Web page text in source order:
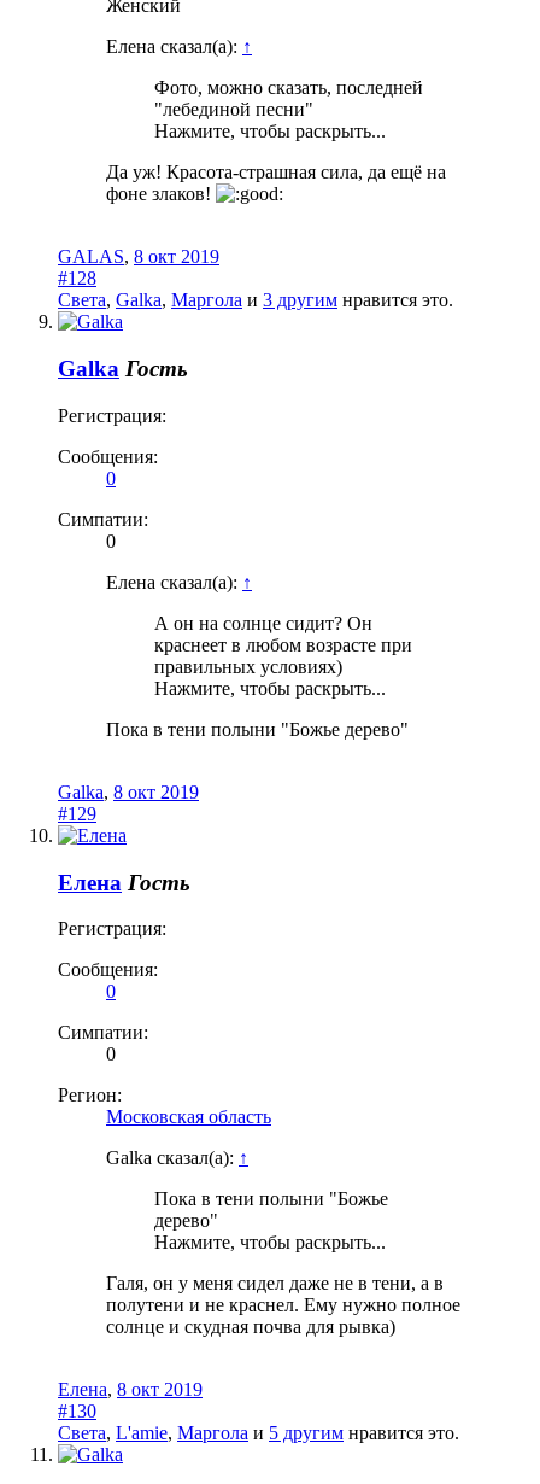
Женский
Елена сказал(а): ↑
Фото, можно сказать, последней
"лебединой песни"
Нажмите, чтобы раскрыть...
Да уж! Красота-страшная сила, да ещё на
фоне злаков!
GALAS, 8 окт 2019
#128
Света, Galka, Маргола и 3 другим нравится это.
Galka Гость
Регистрация:
Сообщения:
0
Симпатии:
0
Елена сказал(а): ↑
А он на солнце сидит? Он
краснеет в любом возрасте при
правильных условиях)
Нажмите, чтобы раскрыть...
Пока в тени полыни "Божье дерево"
Galka, 8 окт 2019
#129
Елена Гость
Регистрация:
Сообщения:
0
Симпатии:
0
Регион:
Московская область
Galka сказал(а): ↑
Пока в тени полыни "Божье
дерево"
Нажмите, чтобы раскрыть...
Галя, он у меня сидел даже не в тени, а в
полутени и не краснел. Ему нужно полное
солнце и скудная почва для рывка)
Елена, 8 окт 2019
#130
Света, L'amie, Маргола и 5 другим нравится это.